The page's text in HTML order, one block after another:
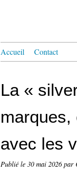
Accueil Contact
La «
marques,
avec les
Publié le 30 mai 2026par